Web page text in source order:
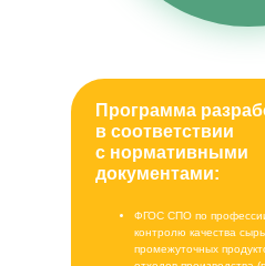
Программа
в соответствии
с нормативными
документами:
ФГОС СПО по
контролю качества
промежуточных